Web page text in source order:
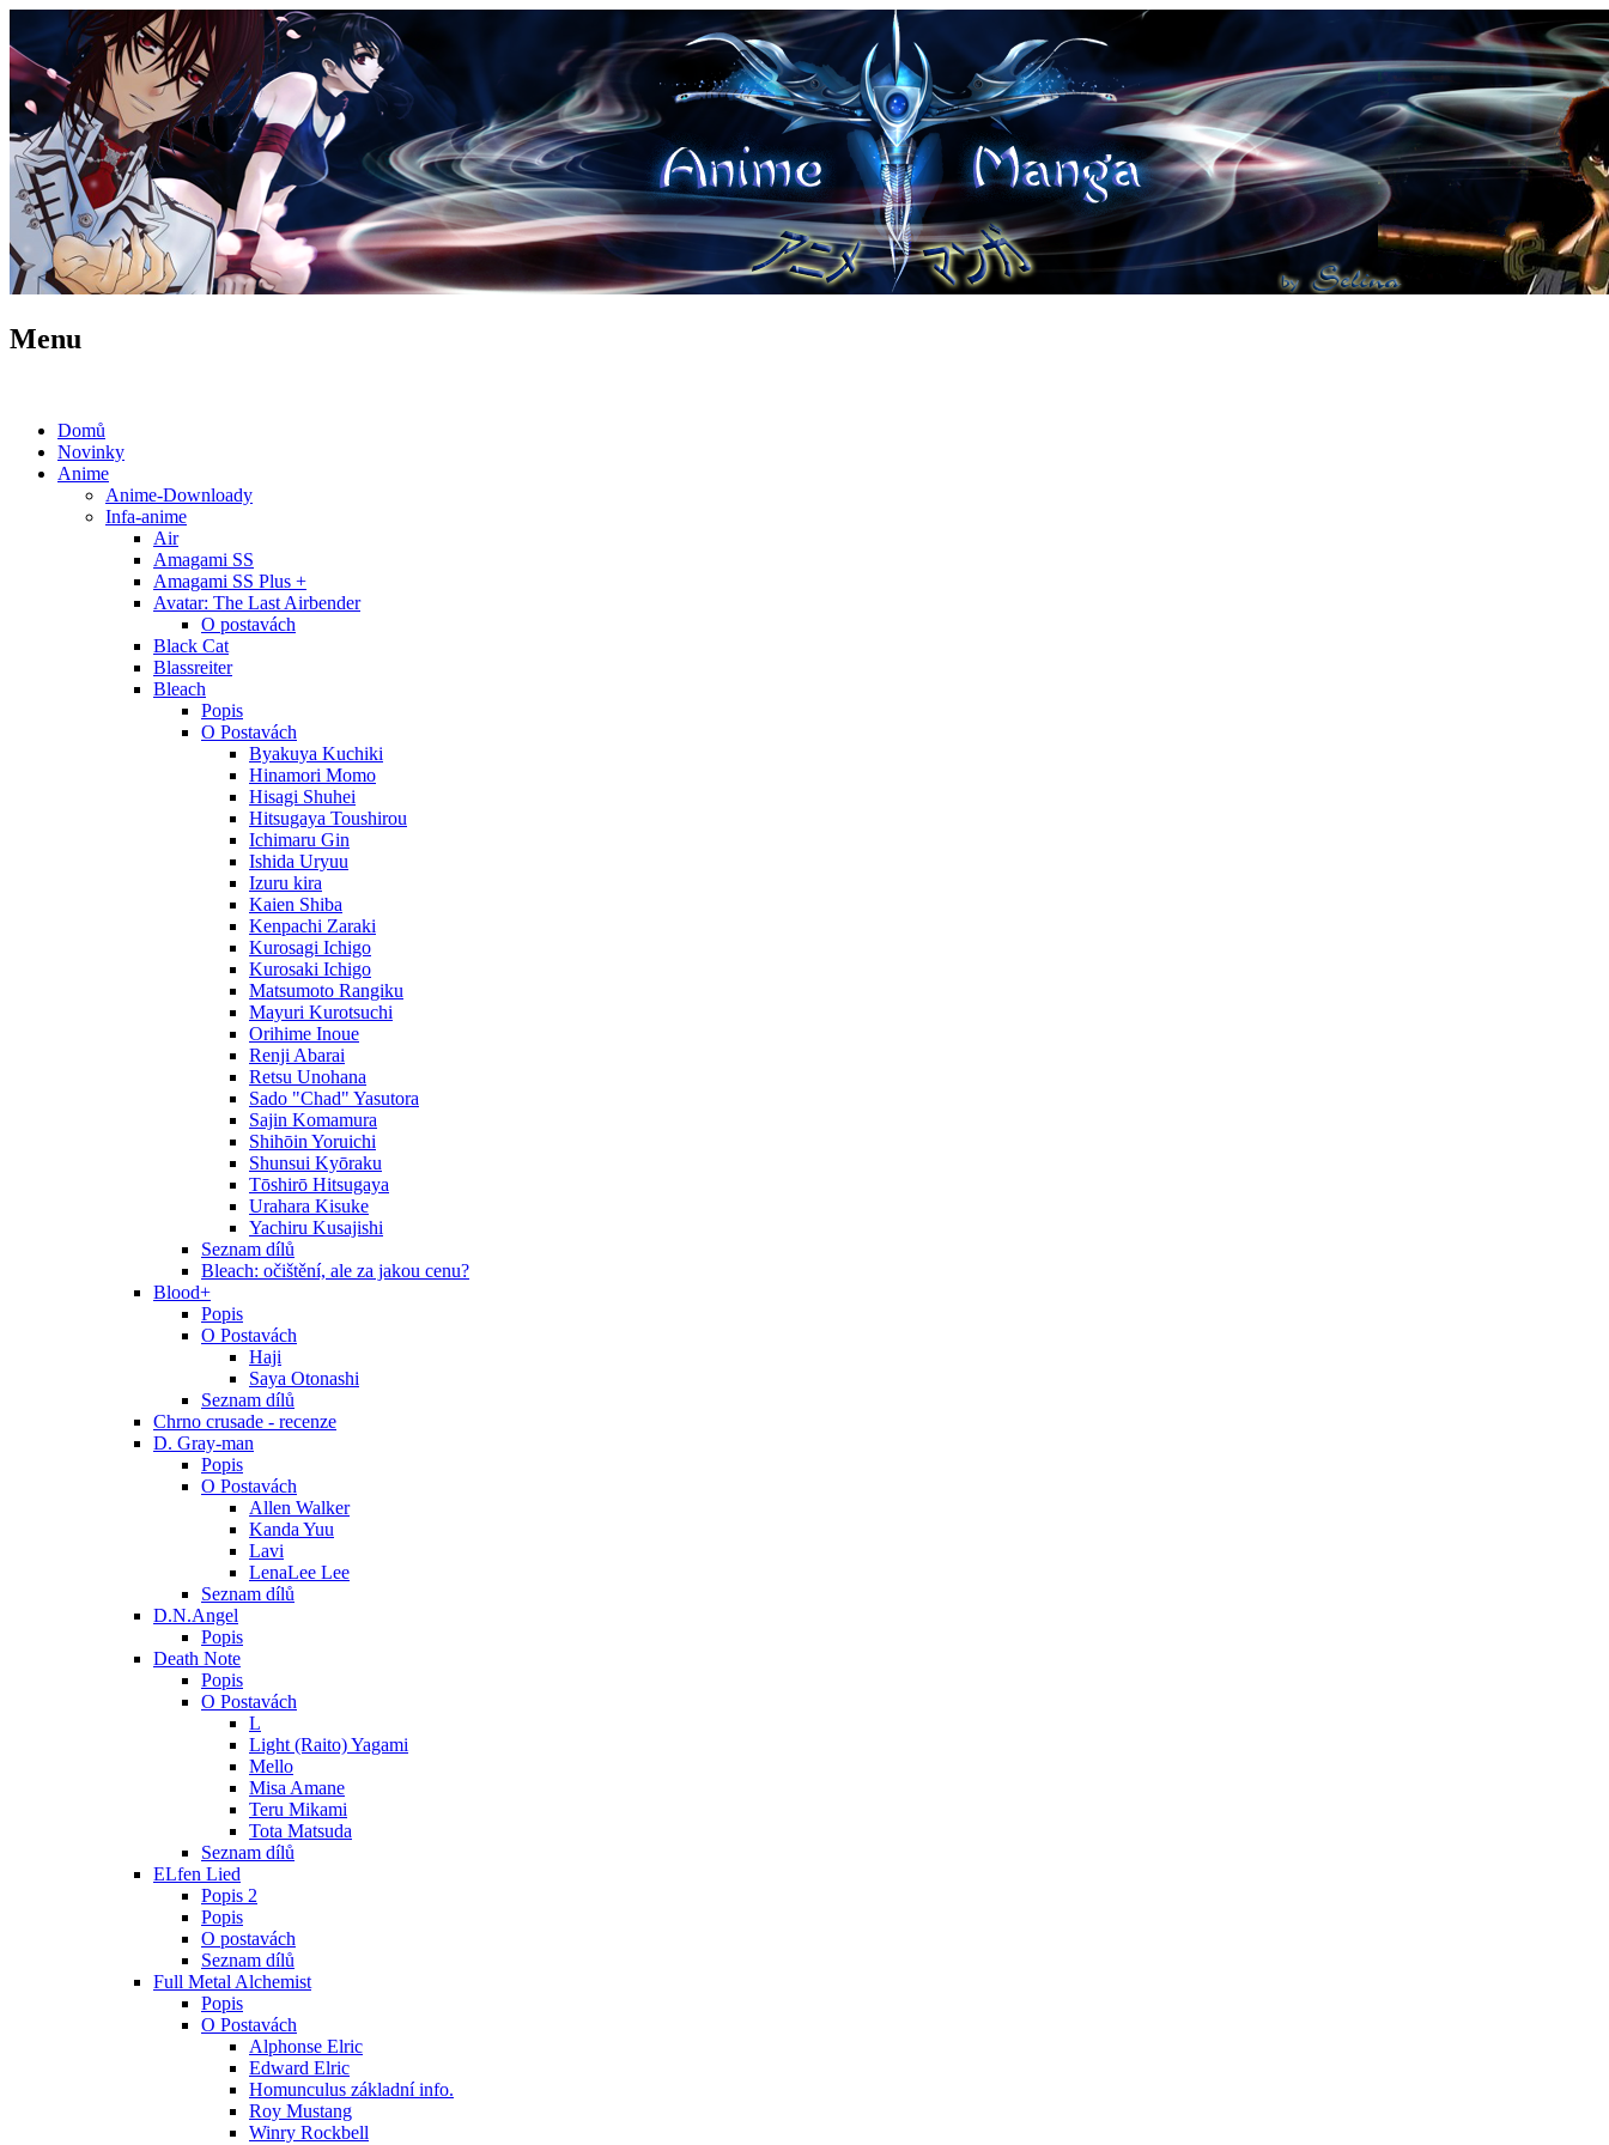
Menu
Domů
Novinky
Anime
Anime-Downloady
Infa-anime
Air
Amagami SS
Amagami SS Plus +
Avatar: The Last Airbender
O postavách
Black Cat
Blassreiter
Bleach
Popis
O Postavách
Byakuya Kuchiki
Hinamori Momo
Hisagi Shuhei
Hitsugaya Toushirou
Ichimaru Gin
Ishida Uryuu
Izuru kira
Kaien Shiba
Kenpachi Zaraki
Kurosagi Ichigo
Kurosaki Ichigo
Matsumoto Rangiku
Mayuri Kurotsuchi
Orihime Inoue
Renji Abarai
Retsu Unohana
Sado "Chad" Yasutora
Sajin Komamura
Shihōin Yoruichi
Shunsui Kyōraku
Tōshirō Hitsugaya
Urahara Kisuke
Yachiru Kusajishi
Seznam dílů
Bleach: očištění, ale za jakou cenu?
Blood+
Popis
O Postavách
Haji
Saya Otonashi
Seznam dílů
Chrno crusade - recenze
D. Gray-man
Popis
O Postavách
Allen Walker
Kanda Yuu
Lavi
LenaLee Lee
Seznam dílů
D.N.Angel
Popis
Death Note
Popis
O Postavách
L
Light (Raito) Yagami
Mello
Misa Amane
Teru Mikami
Tota Matsuda
Seznam dílů
ELfen Lied
Popis 2
Popis
O postavách
Seznam dílů
Full Metal Alchemist
Popis
O Postavách
Alphonse Elric
Edward Elric
Homunculus základní info.
Roy Mustang
Winry Rockbell